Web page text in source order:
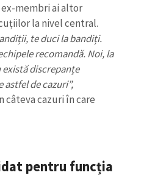
membri ai altor
la nivel central.
te duci la bandiți.
recomandă. Noi, la
discrepanțe
de cazuri”,
câteva cazuri în care
pentru funcția